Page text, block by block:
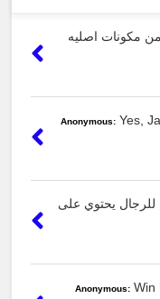
من مكونات اصليه
Anonymous: Yes,
يحتوي على
Anonymous: Win